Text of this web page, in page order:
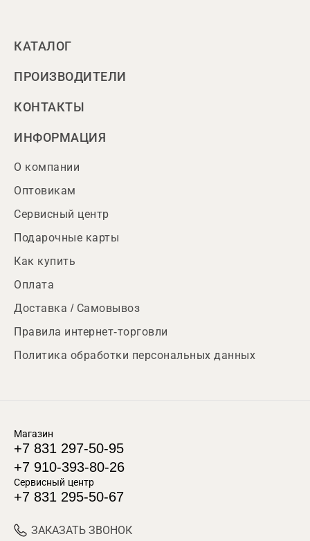
КАТАЛОГ
ПРОИЗВОДИТЕЛИ
КОНТАКТЫ
ИНФОРМАЦИЯ
О компании
Оптовикам
Сервисный центр
Подарочные карты
Как купить
Оплата
Доставка / Самовывоз
Правила интернет-торговли
Политика обработки персональных данных
Магазин
+7 831 297-50-95
+7 910-393-80-26
Сервисный центр
+7 831 295-50-67
ЗАКАЗАТЬ ЗВОНОК